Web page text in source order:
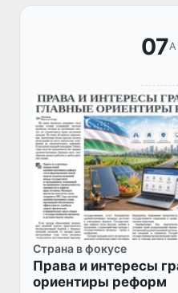
07
Страна в фокусе
Права и интересы
ориентиры реформ